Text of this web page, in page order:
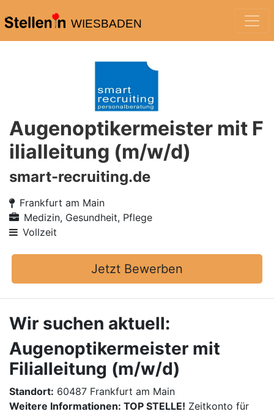
WIESBADEN
Augenoptikermeister mit F
ilialleitung (m/w/d)
smart-recruiting.de
Frankfurt am Main
Medizin, Gesundheit, Pflege
Vollzeit
Jetzt Bewerben
Wir suchen aktuell:
Augenoptikermeister mit
Filialleitung (m/w/d)
Standort: 60487 Frankfurt am Main
Weitere Informationen: TOP STELLE! Zeitkonto für